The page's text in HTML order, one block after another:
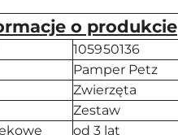
o produkcie
105950136
Pamper Petz
Zwierzęta
Zestaw
od 3 lat